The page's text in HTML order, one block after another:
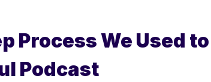
Process We Used
Podcast